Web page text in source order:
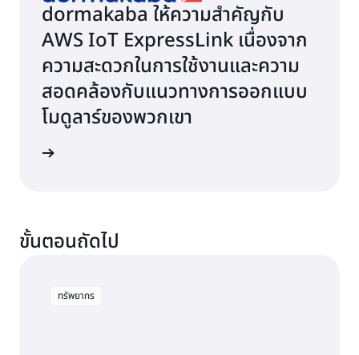
dormakaba ให้ความสำคัญกับ
AWS IoT ExpressLink เนื่องจาก
ความสะดวกในการใช้งานและความ
สอดคล้องกับแนวทางการออกแบบ
โมดูลาร์ของพวกเขา
ขั้นตอนถัดไป
ทรัพยากร